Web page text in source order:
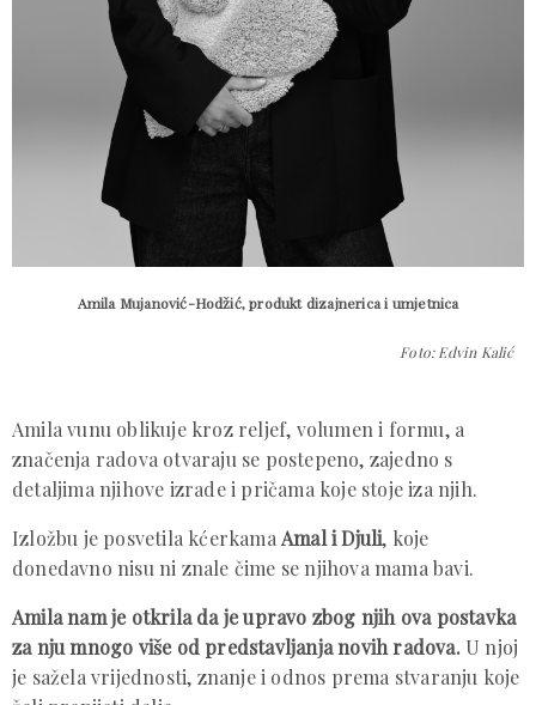
Amila Mujanović-Hodžić, produkt dizajnerica i umjetnica
Foto: Edvin Kalić
Amila vunu oblikuje kroz reljef, volumen i formu, a
značenja radova otvaraju se postepeno, zajedno s
detaljima njihove izrade i pričama koje stoje iza njih.
Izložbu je posvetila kćerkama Amal i Djuli, koje
donedavno nisu ni znale čime se njihova mama bavi.
Amila nam je otkrila da je upravo zbog njih ova postavka
za nju mnogo više od predstavljanja novih radova.U njoj
je sažela vrijednosti, znanje i odnos prema stvaranju koje